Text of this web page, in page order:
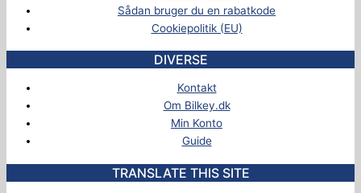
Sådan bruger du en rabatkode
Cookiepolitik (EU)
DIVERSE
Kontakt
Om Bilkey.dk
Min Konto
Guide
TRANSLATE THIS SITE